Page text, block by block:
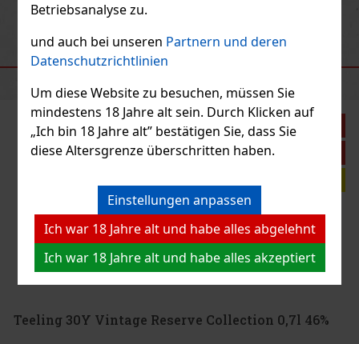
Betriebsanalyse zu.
und auch bei unseren Partnern und deren
Datenschutzrichtlinien
Um diese Website zu besuchen, müssen Sie
mindestens 18 Jahre alt sein. Durch Klicken auf
„Ich bin 18 Jahre alt” bestätigen Sie, dass Sie
diese Altersgrenze überschritten haben.
Einstellungen anpassen
Ich war 18 Jahre alt und habe alles abgelehnt
Ich war 18 Jahre alt und habe alles akzeptiert
Muja Irish Whiskey 0,5 l 42%
AUF LAGER(5 st)
Muja Irish Whiskey steht für das Zusammentreffen von irischer
Tradition und italienischem Stil, wodurch ein einzigartiges
Premiumprodukt entsteht. Dieses Whiskey-Projekt beginnt in einer
65.29€ ohne VAT 79 €
EMPFOHLENE PRODUKTE
Rabatt: 10%
Teeling 30Y Vintage Reserve Collection 0,7l 46%